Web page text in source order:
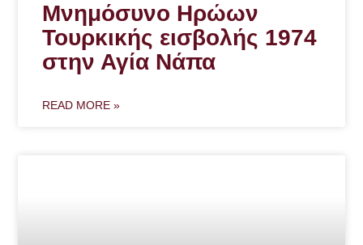
Μνημόσυνο Ηρώων
Τουρκικής εισβολής 1974
στην Αγία Νάπα
READ MORE »